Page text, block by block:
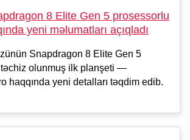
8 Elite Gen 5 prosessorlu
yeni məlumatları açıqladı
Snapdragon 8 Elite Gen 5
olunmuş ilk planşeti —
haqqında yeni detalları təqdim edib.